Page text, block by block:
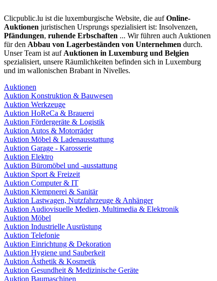
Clicpublic.lu ist die luxemburgische Website, die aufOnline-
Auktionen juristischen Ursprungs spezialisiert ist: Insolvenzen,
Pfändungen, ruhende Erbschaften ... Wir führen auch Auktionen
für den Abbau von Lagerbeständen von Unternehmen durch.
Unser Team ist auf Auktionen in Luxemburg und Belgien
spezialisiert, unsere Räumlichkeiten befinden sich in Luxemburg
und im wallonischen Brabant in Nivelles.
Auktionen
Auktion Konstruktion & Bauwesen
Auktion Werkzeuge
Auktion HoReCa & Brauerei
Auktion Fördergeräte & Logistik
Auktion Autos & Motorräder
Auktion Möbel & Ladenausstattung
Auktion Garage - Karosserie
Auktion Elektro
Auktion Büromöbel und -ausstattung
Auktion Sport & Freizeit
Auktion Computer & IT
Auktion Klempnerei & Sanitär
Auktion Lastwagen, Nutzfahrzeuge & Anhänger
Auktion Audiovisuelle Medien, Multimedia & Elektronik
Auktion Möbel
Auktion Industrielle Ausrüstung
Auktion Telefonie
Auktion Einrichtung & Dekoration
Auktion Hygiene und Sauberkeit
Auktion Ästhetik & Kosmetik
Auktion Gesundheit & Medizinische Geräte
Auktion Baumaschinen